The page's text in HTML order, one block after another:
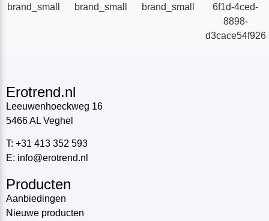
Erotrend.nl
Leeuwenhoeckweg 16
5466 AL Veghel
T: +31 413 352 593
E: info@erotrend.nl
Producten
Aanbiedingen
Nieuwe producten